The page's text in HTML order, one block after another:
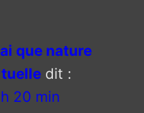
que nature
dit :
20 min